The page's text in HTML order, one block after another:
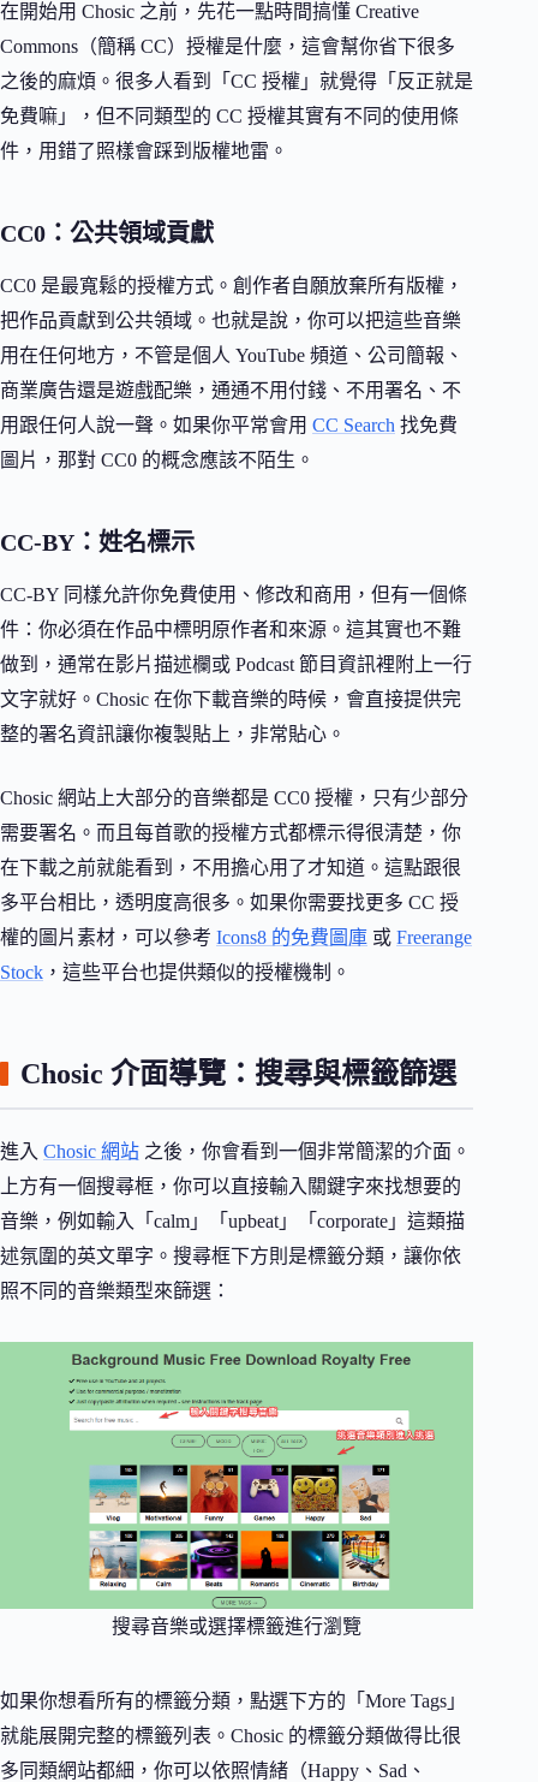
在開始用 Chosic 之前，先花一點時間搞懂 Creative
Commons（簡稱 CC）授權是什麼，這會幫你省下很多
之後的麻煩。很多人看到「CC 授權」就覺得「反正就是
免費嘛」，但不同類型的 CC 授權其實有不同的使用條
件，用錯了照樣會踩到版權地雷。
CC0：公共領域貢獻
CC0 是最寬鬆的授權方式。創作者自願放棄所有版權，
把作品貢獻到公共領域。也就是說，你可以把這些音樂
用在任何地方，不管是個人 YouTube 頻道、公司簡報、
商業廣告還是遊戲配樂，通通不用付錢、不用署名、不
用跟任何人說一聲。如果你平常會用 CC Search 找免費
圖片，那對 CC0 的概念應該不陌生。
CC-BY：姓名標示
CC-BY 同樣允許你免費使用、修改和商用，但有一個條
件：你必須在作品中標明原作者和來源。這其實也不難
做到，通常在影片描述欄或 Podcast 節目資訊裡附上一行
文字就好。Chosic 在你下載音樂的時候，會直接提供完
整的署名資訊讓你複製貼上，非常貼心。
Chosic 網站上大部分的音樂都是 CC0 授權，只有少部分
需要署名。而且每首歌的授權方式都標示得很清楚，你
在下載之前就能看到，不用擔心用了才知道。這點跟很
多平台相比，透明度高很多。如果你需要找更多 CC 授
權的圖片素材，可以參考 Icons8 的免費圖庫 或 Freerange
Stock ，這些平台也提供類似的授權機制。
Chosic 介面導覽：搜尋與標籤篩選
進入 Chosic 網站 之後，你會看到一個非常簡潔的介面。
上方有一個搜尋框，你可以直接輸入關鍵字來找想要的
音樂，例如輸入「calm」「upbeat」「corporate」這類描
述氛圍的英文單字。搜尋框下方則是標籤分類，讓你依
照不同的音樂類型來篩選：
搜尋音樂或選擇標籤進行瀏覽
如果你想看所有的標籤分類，點選下方的「More Tags」
就能展開完整的標籤列表。Chosic 的標籤分類做得比很
多同類網站都細，你可以依照情緒（Happy、Sad、